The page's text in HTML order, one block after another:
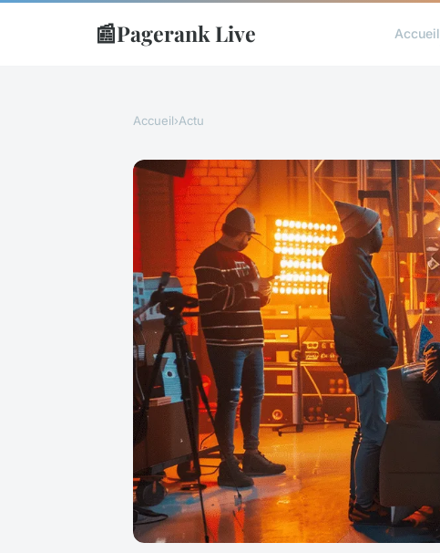
📰Pagerank Live Accueil
Accueil›Actu